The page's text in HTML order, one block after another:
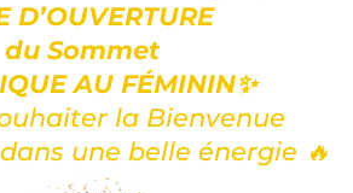
D’OUVERTURE
du Sommet
AU FÉMININ✨
la Bienvenue
une belle énergie 🔥